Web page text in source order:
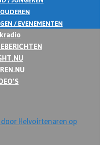
OUDEREN
/ EVENEMENTEN